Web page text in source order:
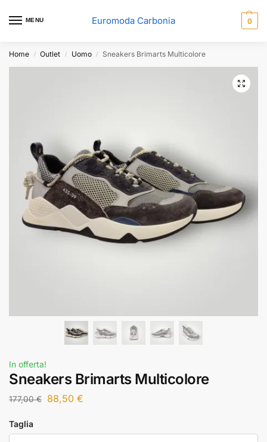
MENU Euromoda Carbonia 0
Home / Outlet / Uomo / Sneakers Brimarts Multicolore
In offerta!
Sneakers Brimarts Multicolore
177,00€ 88,50 €
Taglia